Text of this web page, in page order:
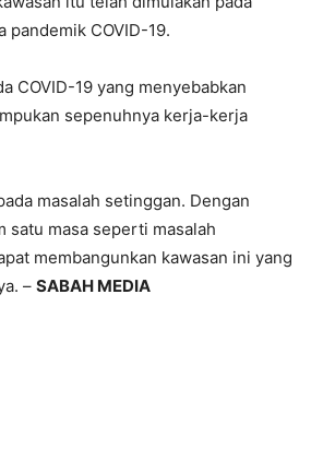
COVID-19.
COVID-19 yang menyebabkan
sepenuhnya kerja-kerja
masalah setinggan. Dengan
satu masa seperti masalah
membangunkan kawasan ini yang
– SABAH MEDIA